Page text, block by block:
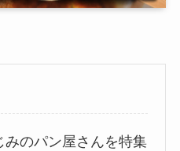
のパン屋さんを特集